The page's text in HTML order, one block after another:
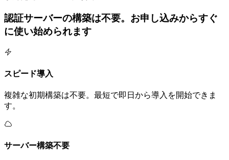
認証サーバーの構築は不要。お申し込みからすぐ
に使い始められます
スピード導入
複雑な初期構築は不要。最短で即日から導入を開始できま
す。
サーバー構築不要